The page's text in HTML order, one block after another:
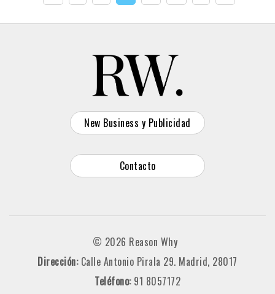
New Business y Publicidad
Contacto
© 2026 Reason Why
Dirección: Calle Antonio Pirala 29. Madrid, 28017
Teléfono: 91 8057172